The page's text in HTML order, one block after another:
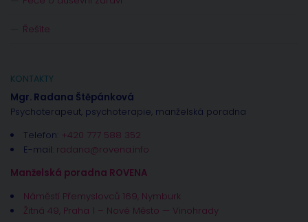
Řešíte
KONTAKTY
Mgr. Radana Štěpánková
Psychoterapeut, psychoterapie, manželská poradna
Telefon: +420 777 588 352
E-mail: radana@rovena.info
Manželská poradna ROVENA
Náměstí Přemyslovců 169, Nymburk
Žitná 49, Praha 1 – Nové Město — Vinohrady